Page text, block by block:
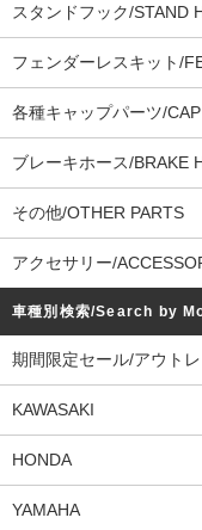
スタンドフック/STAND
フェンダーレスキット/
各種キャップパーツ/
ブレーキホース/BRAKE
その他/OTHER PARTS
アクセサリー/
車種別検索/Search by
期間限定セール/アウト
KAWASAKI
HONDA
YAMAHA